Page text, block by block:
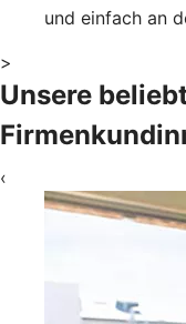
und einfach an
>
Unsere
‹